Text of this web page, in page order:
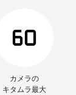
カメラの
キタムラ最大